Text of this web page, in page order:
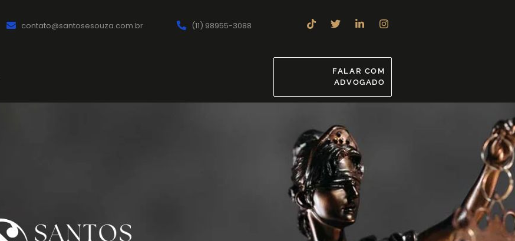
contato@santosesouza.com.br (11) 98955-3088
FALAR COM
ADVOGADO